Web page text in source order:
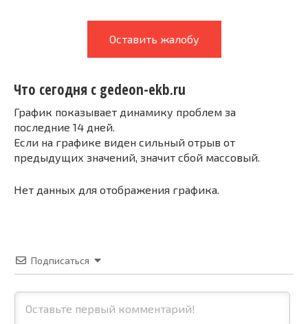
Оставить жалобу
Что сегодня с gedeon-ekb.ru
График показывает динамику проблем за
последние 14 дней.
Если на графике виден сильный отрыв от
предыдущих значений, значит сбой массовый.
Нет данных для отображения графика.
Подписаться